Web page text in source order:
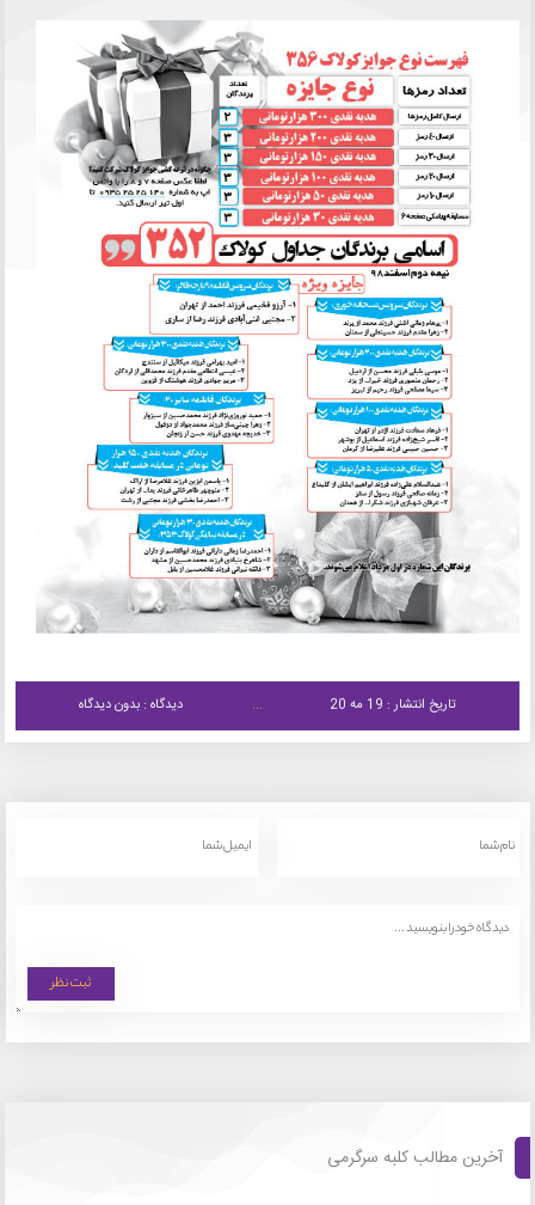
تاریخ انتشار : 19 مه 20 دیدگاه : بدون دیدگاه
آخرین مطالب کلبه سرگرمی